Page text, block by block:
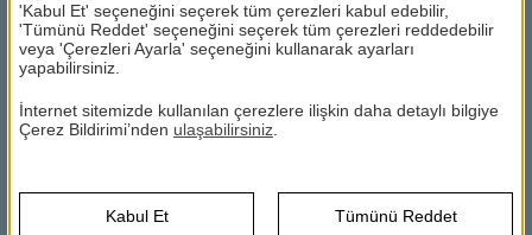
Kampanya 25-31 Temmuz 2026 tarihleri arasında HSBC
müşterilerinin HSBC Premier kredi kartları ile Lefties
alışverişte geçerlidir.
Kredi Kartına yansıtılacak olup, katılım şartı olmayacaktır.
'Kabul Et' seçeneğini seçerek tüm çerezleri kabul edebilir,
'Tümünü Reddet' seçeneğini seçerek tüm çerezleri reddedebilir
veya 'Çerezleri Ayarla' seçeneğini kullanarak ayarları
yapabilirsiniz.
İnternet sitemizde kullanılan çerezlere ilişkin daha detaylı bilgiye
Çerez Bildirimi’nden ulaşabilirsiniz
Kabul Et Tümünü Reddet